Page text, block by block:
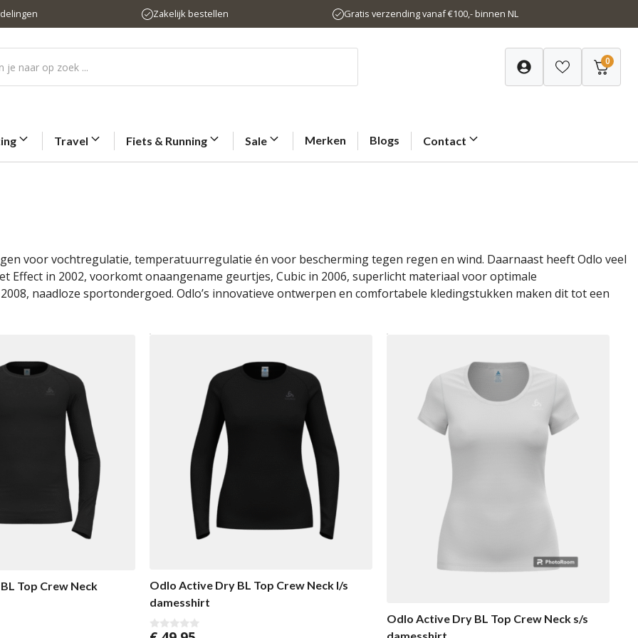
Zakelijk bestellen Gratis verzending vanaf €100,- binnen NL
0
Travel Fiets & Running Sale Merken Blogs Contact
voor vochtregulatie, temperatuurregulatie én voor bescherming tegen regen en wind. Daarnaast heeft Odlo veel
Effect in 2002, voorkomt onaangename geurtjes, Cubic in 2006, superlicht materiaal voor optimale
naadloze sportondergoed. Odlo’s innovatieve ontwerpen en comfortabele kledingstukken maken dit tot een
Top Crew Neck
Odlo Active Dry BL Top Crew Neck l/s
damesshirt
Odlo Active Dry BL Top Crew Neck s/s